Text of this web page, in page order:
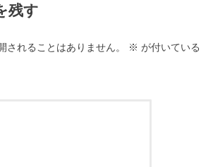
残す
されることはありません。 ※ が付いている